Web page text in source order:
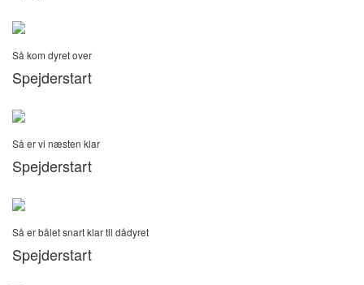
Så kom dyret over
Spejderstart
Så er vi næsten klar
Spejderstart
Så er bålet snart klar til dådyret
Spejderstart